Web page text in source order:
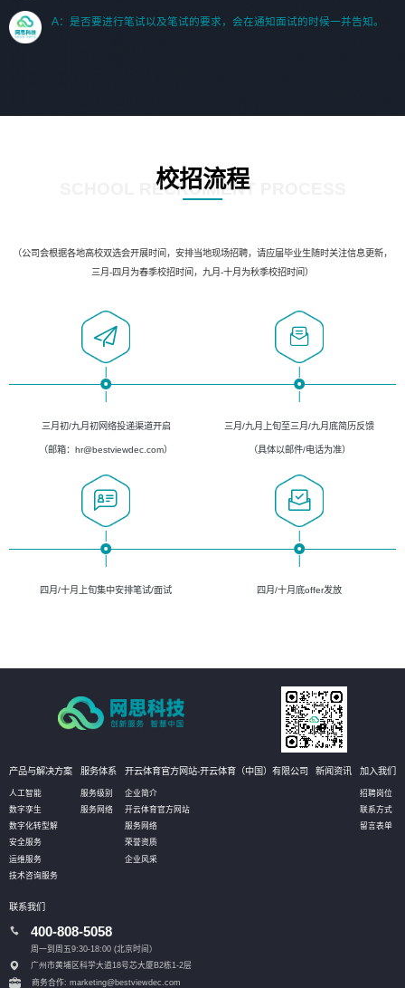
A：是否要进行笔试以及笔试的要求，会在通知面试的时候一并告知。
校招流程
SCHOOL RECRUIMENT PROCESS
（公司会根据各地高校双选会开展时间，安排当地现场招聘，请应届毕业生随时关注信息更新，
三月-四月为春季校招时间，九月-十月为秋季校招时间）
三月初/九月初网络投递渠道开启
（邮箱：hr@bestviewdec.com）
三月/九月上旬至三月/九月底简历反馈
（具体以邮件/电话为准）
四月/十月上旬集中安排笔试/面试 四月/十月底offer发放
产品与解决方案
人工智能
数字孪生
数字化转型解
安全服务
运维服务
技术咨询服务
服务体系
服务级别
服务网络
开云体育官方网站-开云体育（中国）有限公司
企业简介
开云体育官方网站
服务网络
荣誉资质
企业风采
新闻资讯 加入我们
招聘岗位
联系方式
留言表单
联系我们
400-808-5058
周一到周五9:30-18:00 (北京时间）
广州市黄埔区科学大道18号芯大厦B2栋1-2层
商务合作: marketing@bestviewdec.com